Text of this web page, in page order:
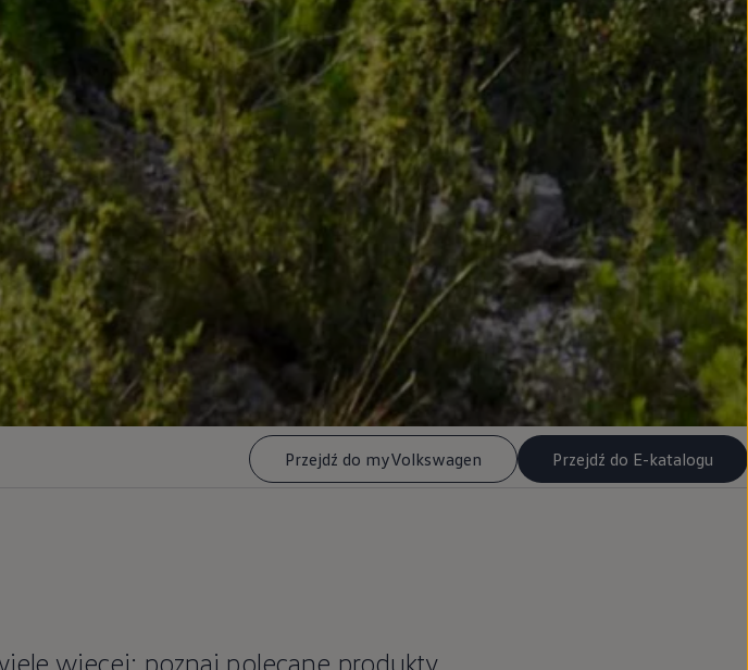
Przejdź do myVolkswagen Przejdź do E-katalogu
więcej: poznaj polecane produkty,